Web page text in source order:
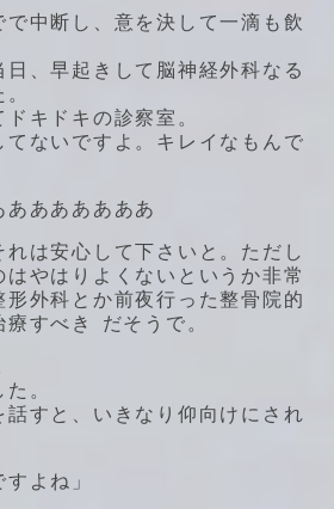
中断し、意を決して一滴も飲
、早起きして脳神経外科なる
キドキの診察室。
ないですよ。キレイなもんで
ああああああ
は安心して下さいと。ただし
やはりよくないというか非常
外科とか前夜行った整骨院的
すべき だそうで。
。
話すと、いきなり仰向けにされ
よね」